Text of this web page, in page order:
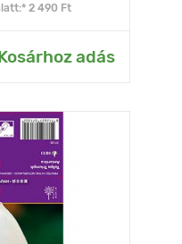
2 490 Ft
adás